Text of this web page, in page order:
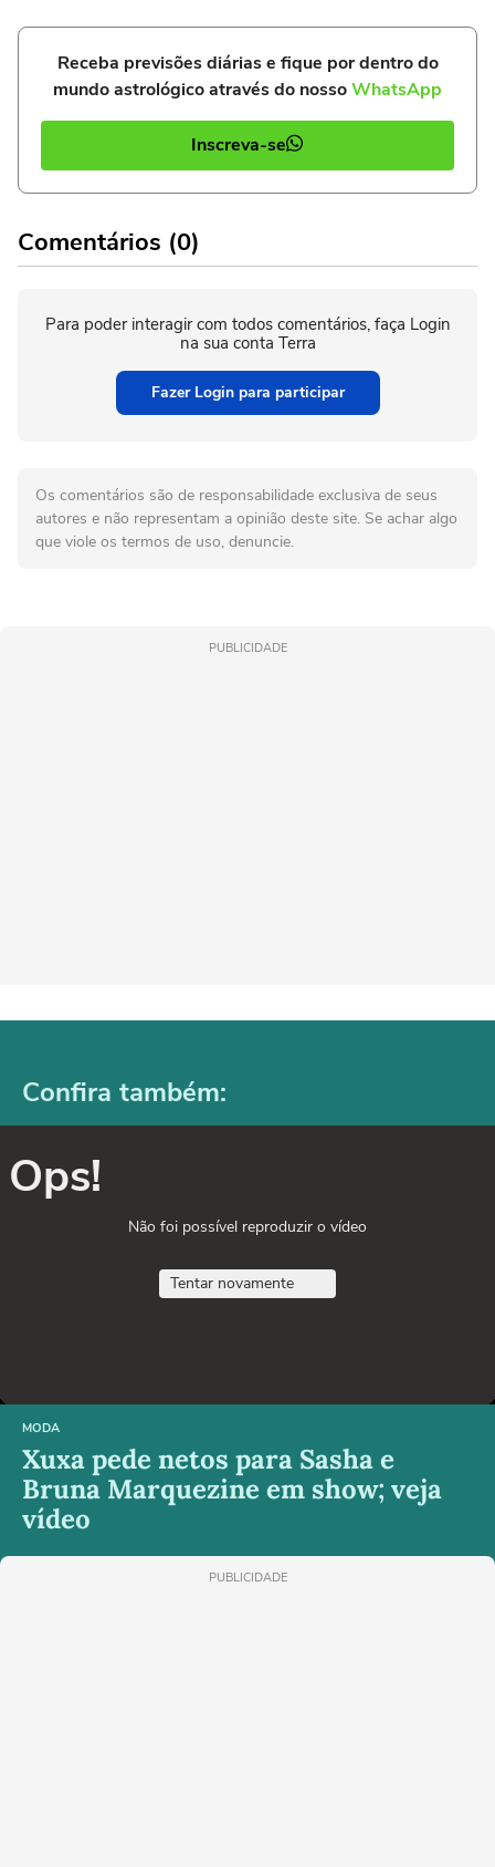
Receba previsões diárias e fique por dentro do
mundo astrológico através do nossoWhatsApp
Inscreva-se
Comentários (0)
Para poder interagir com todos comentários, faça Login
na sua conta Terra
Fazer Login para participar
Os comentários são de responsabilidade exclusiva de seus
autores e não representam a opinião deste site. Se achar algo
que viole os termos de uso, denuncie.
PUBLICIDADE
Confira também:
Ops!
Não foi possível reproduzir o vídeo
Tentar novamente
MODA
Xuxa pede netos para Sasha e
Bruna Marquezine em show; veja
vídeo
PUBLICIDADE